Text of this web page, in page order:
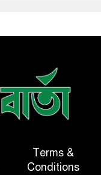
Terms &
Conditions